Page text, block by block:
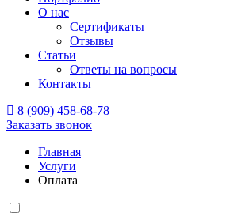
О нас
Сертификаты
Отзывы
Статьи
Ответы на вопросы
Контакты
8 (909) 458-68-78
Заказать звонок
Главная
Услуги
Оплата